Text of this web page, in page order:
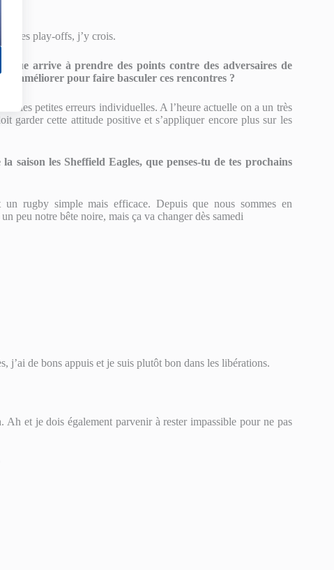
les play-offs, j’y crois.
arrive à prendre des points contre des adversaires de
il améliorer pour faire basculer ces rencontres ?
les petites erreurs individuelles. A l’heure actuelle on a un très
garder cette attitude positive et s’appliquer encore plus sur les
saison les Sheffield Eagles, que penses-tu de tes prochains
rugby simple mais efficace. Depuis que nous sommes en
peu notre bête noire, mais ça va changer dès samedi
j’ai de bons appuis et je suis plutôt bon dans les libérations.
et je dois également parvenir à rester impassible pour ne pas